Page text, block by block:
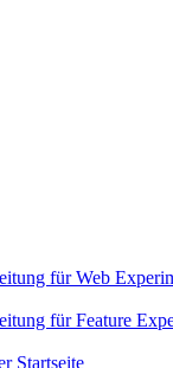
für Web
für Feature
Startseite